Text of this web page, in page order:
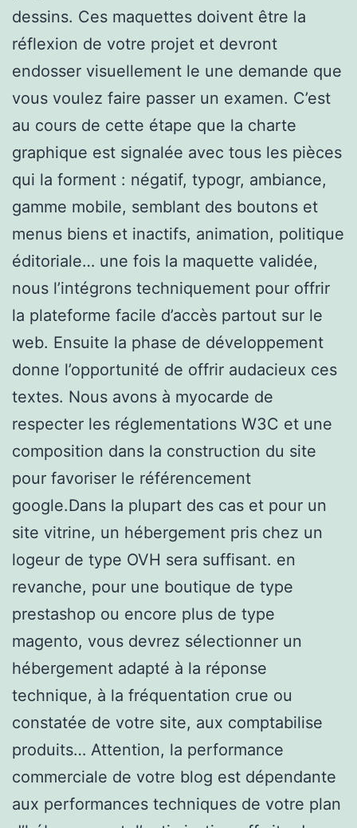
dessins. Ces maquettes doivent être la
réflexion de votre projet et devront
endosser visuellement le une demande que
vous voulez faire passer un examen. C’est
au cours de cette étape que la charte
graphique est signalée avec tous les pièces
qui la forment : négatif, typogr, ambiance,
gamme mobile, semblant des boutons et
menus biens et inactifs, animation, politique
éditoriale… une fois la maquette validée,
nous l’intégrons techniquement pour offrir
la plateforme facile d’accès partout sur le
web. Ensuite la phase de développement
donne l’opportunité de offrir audacieux ces
textes. Nous avons à myocarde de
respecter les réglementations W3C et une
composition dans la construction du site
pour favoriser le référencement
google.Dans la plupart des cas et pour un
site vitrine, un hébergement pris chez un
logeur de type OVH sera suffisant. en
revanche, pour une boutique de type
prestashop ou encore plus de type
magento, vous devrez sélectionner un
hébergement adapté à la réponse
technique, à la fréquentation crue ou
constatée de votre site, aux comptabilise
produits… Attention, la performance
commerciale de votre blog est dépendante
aux performances techniques de votre plan